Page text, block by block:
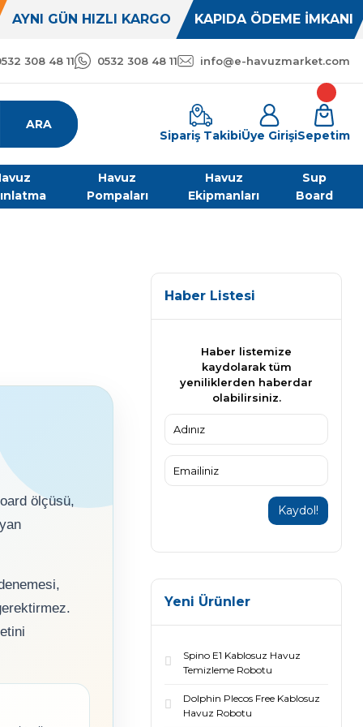
AYNI GÜN HIZLI KARGO KAPIDA ÖDEME İMKANI
308 48 11 0532 308 48 11 info@e-havuzmarket.com
ARA
Sipariş TakibiÜye GirişiSepetim
Havuz
Pompaları
Havuz
Ekipmanları
Sup
Board
ölçüsü,
Haber Listesi
Haber listemize
kaydolarak tüm
yeniliklerden haberdar
olabilirsiniz.
Kaydol!
Yeni Ürünler
Spino E1 Kablosuz Havuz
Temizleme Robotu
Dolphin Plecos Free Kablosuz
Havuz Robotu